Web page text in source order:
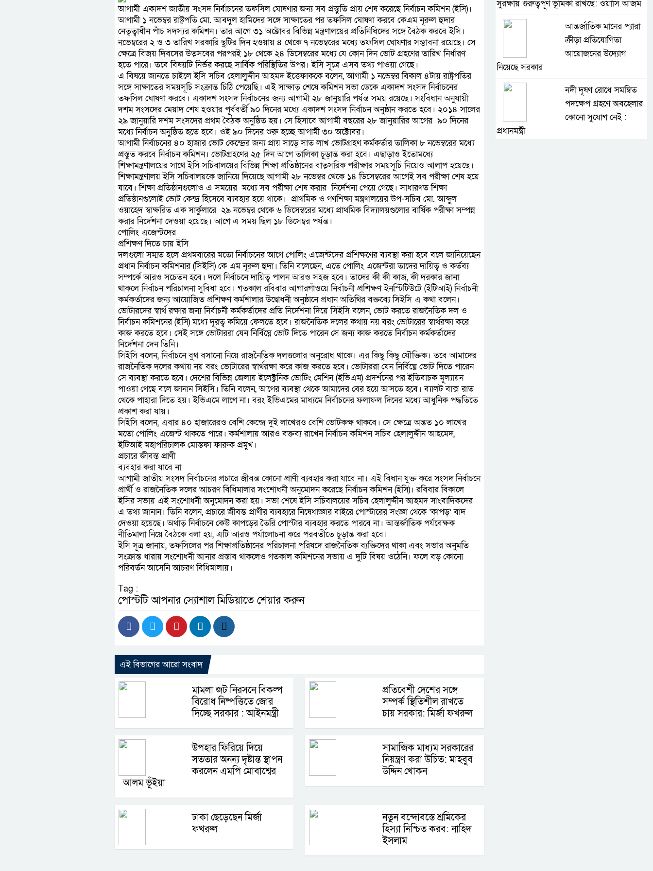
আগামী একাদশ জাতীয় সংসদ নির্বাচনের তফসিল ঘোষণার জন্য সব প্রস্তুতি প্রায় শেষ করেছে নির্বাচন কমিশন (ইসি)।
আগামী ১ নভেম্বর রাষ্ট্রপতি মো. আবদুল হামিদের সঙ্গে সাক্ষাতের পর তফসিল ঘোষণা করবে কেএম নূরুল হুদার
নেতৃত্বাধীন পাঁচ সদস্যর কমিশন। তার আগে ৩১ অক্টোবর বিভিন্ন মন্ত্রণালয়ের প্রতিনিধিদের সঙ্গে বৈঠক করবে ইসি।
নভেম্বরের ২ ও ৩ তারিখ সরকারি ছুটির দিন হওয়ায় ৪ থেকে ৭ নভেম্বরের মধ্যে তফসিল ঘোষণার সম্ভাবনা রয়েছে। সে
ক্ষেত্রে বিজয় দিবসের উত্সবের পরপরই ১৮ থেকে ২৪ ডিসেম্বরের মধ্যে যে কোন দিন ভোট গ্রহণের তারিখ নির্ধারণ
হতে পারে। তবে বিষয়টি নির্ভর করছে সার্বিক পরিস্থিতির উপর। ইসি সূত্রে এসব তথ্য পাওয়া গেছে।
এ বিষয়ে জানতে চাইলে ইসি সচিব হেলালুদ্দীন আহমদ ইত্তেফাককে বলেন, আগামী ১ নভেম্বর বিকাল ৪টায় রাষ্ট্রপতির
সঙ্গে সাক্ষাতের সময়সূচি সংক্রান্ত চিঠি পেয়েছি। এই সাক্ষাত্ শেষে কমিশন সভা ডেকে একাদশ সংসদ নির্বাচনের
তফসিল ঘোষণা করবে। একাদশ সংসদ নির্বাচনের জন্য আগামী ২৮ জানুয়ারি পর্যন্ত সময় রয়েছে। সংবিধান অনুযায়ী
দশম সংসদের মেয়াদ শেষ হওয়ার পূর্ববর্তী ৯০ দিনের মধ্যে একাদশ সংসদ নির্বাচন অনুষ্ঠান করতে হবে। ২০১৪ সালের
২৯ জানুয়ারি দশম সংসদের প্রথম বৈঠক অনুষ্ঠিত হয়। সে হিসাবে আগামী বছরের ২৮ জানুয়ারির আগের ৯০ দিনের
মধ্যে নির্বাচন অনুষ্ঠিত হতে হবে। ওই ৯০ দিনের শুরু হচ্ছে আগামী ৩০ অক্টোবর।
আগামী নির্বাচনের ৪০ হাজার ভোট কেন্দ্রের জন্য প্রায় সাড়ে সাত লাখ ভোটগ্রহণ কর্মকর্তার তালিকা ৮ নভেম্বরের মধ্যে
প্রস্তুত করবে নির্বাচন কমিশন। ভোটগ্রহণের ২৫ দিন আগে তালিকা চূড়ান্ত করা হবে। এছাড়াও ইতোমধ্যে
শিক্ষামন্ত্রণালয়ের সাথে ইসি সচিবালয়ের বিভিন্ন শিক্ষা প্রতিষ্ঠানের বাত্সরিক পরীক্ষার সময়সূচি নিয়েও আলাপ হয়েছে।
শিক্ষামন্ত্রণালয় ইসি সচিবালয়কে জানিয়ে দিয়েছে আগামী ২৮ নভেম্বর থেকে ১৪ ডিসেম্বরের আগেই সব পরীক্ষা শেষ হয়ে
যাবে। শিক্ষা প্রতিষ্ঠানগুলোও এ সময়ের মধ্যে সব পরীক্ষা শেষ করার নির্দেশনা পেয়ে গেছে। সাধারণত শিক্ষা
প্রতিষ্ঠানগুলোই ভোট কেন্দ্র হিসেবে ব্যবহার হয়ে থাকে। প্রাথমিক ও গণশিক্ষা মন্ত্রণালয়ের উপ-সচিব মো. আব্দুল
ওয়াহেদ স্বাক্ষরিত এক সার্কুলারে ২৯ নভেম্বর থেকে ৬ ডিসেম্বরের মধ্যে প্রাথমিক বিদ্যালয়গুলোর বার্ষিক পরীক্ষা সম্পন্ন
করার নির্দেশনা দেওয়া হয়েছে। আগে এ সময় ছিল ১৮ ডিসেম্বর পর্যন্ত।
পোলিং এজেন্টদের
প্রশিক্ষণ দিতে চায় ইসি
দলগুলো সম্মত হলে প্রথমবারের মতো নির্বাচনের আগে পোলিং এজেন্টদের প্রশিক্ষণের ব্যবস্থা করা হবে বলে জানিয়েছেন
প্রধান নির্বাচন কমিশনার (সিইসি) কে এম নূরুল হুদা। তিনি বলেছেন, এতে পোলিং এজেন্টরা তাদের দায়িত্ব ও কর্তব্য
সম্পর্কে আরও সচেতন হবে। দলে নির্বাচনে দায়িত্ব পালন আরও সহজ হবে। তাদের কী কী কাজ, কী দরকার জানা
থাকলে নির্বাচন পরিচালনা সুবিধা হবে। গতকাল রবিবার আগারগাঁওয়ে নির্বাচনী প্রশিক্ষণ ইনস্টিটিউটে (ইটিআই) নির্বাচনী
কর্মকর্তাদের জন্য আয়োজিত প্রশিক্ষণ কর্মশালার উদ্বোধনী অনুষ্ঠানে প্রধান অতিথির বক্তব্যে সিইসি এ কথা বলেন।
ভোটারদের স্বার্থ রক্ষার জন্য নির্বাচনী কর্মকর্তাদের প্রতি নির্দেশনা দিয়ে সিইসি বলেন, ভোট করতে রাজনৈতিক দল ও
নির্বাচন কমিশনের (ইসি) মধ্যে দূরত্ব কমিয়ে ফেলতে হবে। রাজনৈতিক দলের কথায় নয় বরং ভোটারের স্বার্থরক্ষা করে
কাজ করতে হবে। সেই সঙ্গে ভোটাররা যেন নির্বিঘ্নে ভোট দিতে পারেন সে জন্য কাজ করতে নির্বাচন কর্মকর্তাদের
নির্দেশনা দেন তিনি।
সিইসি বলেন, নির্বাচনে বুথ বসানো নিয়ে রাজনৈতিক দলগুলোর অনুরোধ থাকে। এর কিছু কিছু যৌক্তিক। তবে আমাদের
রাজনৈতিক দলের কথায় নয় বরং ভোটারের স্বার্থরক্ষা করে কাজ করতে হবে। ভোটাররা যেন নির্বিঘ্নে ভোট দিতে পারেন
সে ব্যবস্থা করতে হবে। দেশের বিভিন্ন জেলায় ইলেক্ট্রনিক ভোটিং মেশিন (ইভিএম) প্রদর্শনের পর ইতিবাচক মূল্যায়ন
পাওয়া গেছে বলে জানান সিইসি। তিনি বলেন, আগের ব্যবস্থা থেকে আমাদের বের হয়ে আসতে হবে। ব্যালট বাক্স রাত
থেকে পাহারা দিতে হয়। ইভিএমে লাগে না। বরং ইভিএমের মাধ্যমে নির্বাচনের ফলাফল দিনের মধ্যে আধুনিক পদ্ধতিতে
প্রকাশ করা যায়।
সিইসি বলেন, এবার ৪০ হাজারেরও বেশি কেন্দ্রে দুই লাখেরও বেশি ভোটকক্ষ থাকবে। সে ক্ষেত্রে অন্তত ১০ লাখের
মতো পোলিং এজেন্ট থাকতে পারে। কর্মশালায় আরও বক্তব্য রাখেন নির্বাচন কমিশন সচিব হেলালুদ্দীন আহমেদ,
ইটিআই মহাপরিচালক মোস্তফা ফারুক প্রমুখ।
প্রচারে জীবন্ত প্রাণী
ব্যবহার করা যাবে না
আগামী জাতীয় সংসদ নির্বাচনের প্রচারে জীবন্ত কোনো প্রাণী ব্যবহার করা যাবে না। এই বিধান যুক্ত করে সংসদ নির্বাচনে
প্রার্থী ও রাজনৈতিক দলের আচরণ বিধিমালার সংশোধনী অনুমোদন করেছে নির্বাচন কমিশন (ইসি)। রবিবার বিকালে
ইসির সভায় এই সংশোধনী অনুমোদন করা হয়। সভা শেষে ইসি সচিবালয়ের সচিব হেলালুদ্দীন আহমদ সাংবাদিকদের
এ তথ্য জানান। তিনি বলেন, প্রচারে জীবন্ত প্রাণীর ব্যবহারে নিষেধাজ্ঞার বাইরে পোস্টারের সংজ্ঞা থেকে ‘কাপড়’ বাদ
দেওয়া হয়েছে। অর্থাত্ নির্বাচনে কেউ কাপড়ের তৈরি পোস্টার ব্যবহার করতে পারবে না। আন্তর্জাতিক পর্যবেক্ষক
নীতিমালা নিয়ে বৈঠকে বলা হয়, এটি আরও পর্যালোচনা করে পরবর্তীতে চূড়ান্ত করা হবে।
ইসি সূত্র জানায়, তফসিলের পর শিক্ষাপ্রতিষ্ঠানের পরিচালনা পরিষদে রাজনৈতিক ব্যক্তিদের থাকা এবং সভার অনুমতি
সংক্রান্ত ধারায় সংশোধনী আনার প্রস্তাব থাকলেও গতকাল কমিশনের সভায় এ দুটি বিষয় ওঠেনি। ফলে বড় কোনো
পরিবর্তন আসেনি আচরণ বিধিমালায়।
Tag :
পোস্টটি আপনার স্যোশাল মিডিয়াতে শেয়ার করুন
এই বিভাগের আরো সংবাদ
মামলা জট নিরসনে বিকল্প
বিরোধ নিষ্পত্তিতে জোর
দিচ্ছে সরকার : আইনমন্ত্রী
প্রতিবেশী দেশের সঙ্গে
সম্পর্ক স্থিতিশীল রাখতে
চায় সরকার: মির্জা ফখরুল
উপহার ফিরিয়ে দিয়ে
সততার অনন্য দৃষ্টান্ত স্থাপন
করলেন এমপি মোবাশ্বের
আলম ভূঁইয়া
সামাজিক মাধ্যম সরকারের
নিয়ন্ত্রণ করা উচিত: মাহবুব
উদ্দিন খোকন
ঢাকা ছেড়েছেন মির্জা
ফখরুল
নতুন বন্দোবস্তে শ্রমিকের
হিস্যা নিশ্চিত করব: নাহিদ
ইসলাম
সুরক্ষায় গুরুত্বপূর্ণ ভূমিকা রাখছে: ওয়াসি আজম
আন্তর্জাতিক মানের প্যারা
ক্রীড়া প্রতিযোগিতা
আয়োজনের উদ্যোগ
নিয়েছে সরকার
নদী দূষণ রোধে সমন্বিত
পদক্ষেপ গ্রহণে অবহেলার
কোনো সুযোগ নেই :
প্রধানমন্ত্রী